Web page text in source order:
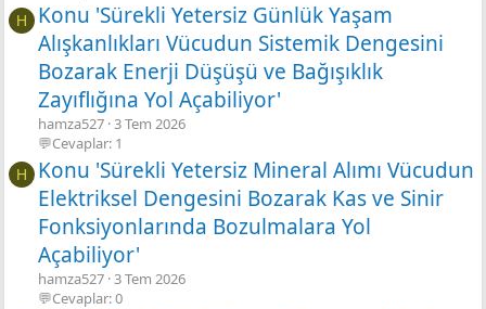
H
Konu 'Sürekli Yetersiz Günlük Yaşam
Alışkanlıkları Vücudun Sistemik Dengesini
Bozarak Enerji Düşüşü ve Bağışıklık
Zayıflığına Yol Açabiliyor'
hamza527 3 Tem 2026
💬Cevaplar: 1
H
Konu 'Sürekli Yetersiz Mineral Alımı Vücudun
Elektriksel Dengesini Bozarak Kas ve Sinir
Fonksiyonlarında Bozulmalara Yol
Açabiliyor'
hamza527 3 Tem 2026
💬Cevaplar: 0